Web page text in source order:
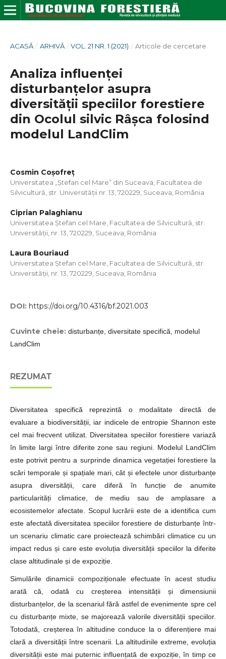
ACASĂ / ARHIVĂ / VOL. 21 NR. 1 (2021) / Articole de cercetare
Analiza influenței
disturbanțelor asupra
diversității speciilor forestiere
din Ocolul silvic Râșca folosind
modelul LandClim
Cosmin Coșofreț
Universitatea „Ștefan cel Mare” din Suceava, Facultatea de
Silvicultură, str. Universității nr. 13, 720229, Suceava, România
Ciprian Palaghianu
Universitatea Ștefan cel Mare, Facultatea de Silvicultură, str.
Universității, nr. 13, 720229, Suceava, România
Laura Bouriaud
Universitatea Ștefan cel Mare, Facultatea de Silvicultură, str.
Universității, nr. 13, 720229, Suceava, România
DOI: https://doi.org/10.4316/bf.2021.003
Cuvinte cheie: disturbanțe, diversitate specifică, modelul
LandClim
REZUMAT
Diversitatea specifică reprezintă o modalitate directă de
evaluare a biodiversității, iar indicele de entropie Shannon este
cel mai frecvent utilizat. Diversitatea speciilor forestiere variază
în limite largi între diferite zone sau regiuni. Modelul LandClim
este potrivit pentru a surprinde dinamica vegetației forestiere la
scări temporale și spațiale mari, cât și efectele unor disturbanțe
asupra diversității, care diferă în funcție de anumite
particularități climatice, de mediu sau de amplasare a
ecosistemelor afectate. Scopul lucrării este de a identifica cum
este afectată diversitatea speciilor forestiere de disturbanțe într-
un scenariu climatic care proiectează schimbări climatice cu un
impact redus și care este evoluția diversității speciilor la diferite
clase altitudinale și de expoziție.
Simulările dinamicii compoziționale efectuate în acest studiu
arată că, odată cu creșterea intensității și dimensiunii
disturbanțelor, de la scenariul fără astfel de evenimente spre cel
cu disturbanțe mixte, se majorează valorile diversității speciilor.
Totodată, creșterea în altitudine conduce la o diferențiere mai
clară a diversității între scenarii. La altitudinile extreme, evoluția
diversității este mai puternic influențată de expoziție, în timp ce